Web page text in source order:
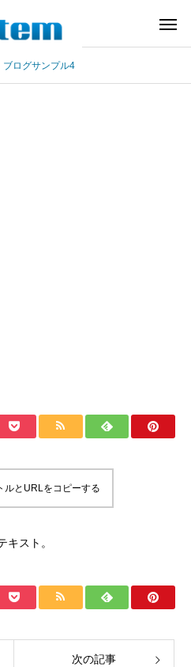
ブログサンプル4
ルとURLをコピーする
キスト。
次の記事